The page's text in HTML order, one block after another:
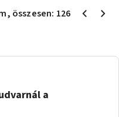
, összesen: 126
a